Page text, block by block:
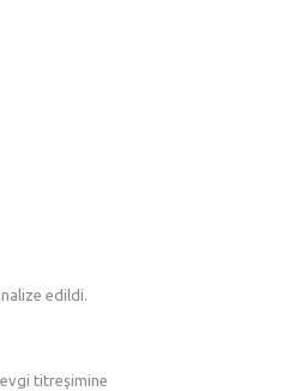
edildi.
titreşimine